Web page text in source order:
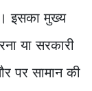
इसका मुख्य
या सरकारी
पर सामान की